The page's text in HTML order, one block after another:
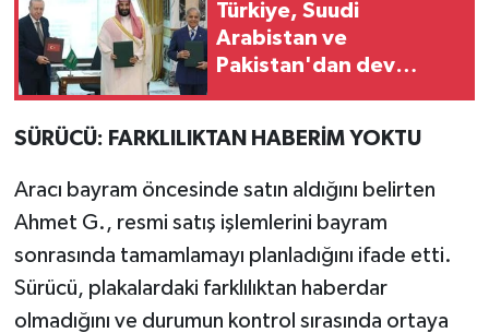
Türkiye, Suudi
Arabistan ve
Pakistan'dan dev
SÜRÜCÜ: FARKLILIKTAN HABERİM YOKTU
Aracı bayram öncesinde satın aldığını belirten
Ahmet G., resmi satış işlemlerini bayram
sonrasında tamamlamayı planladığını ifade etti.
Sürücü, plakalardaki farklılıktan haberdar
olmadığını ve durumun kontrol sırasında ortaya